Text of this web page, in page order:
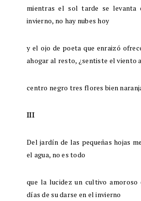
mientras el sol tarde se levanta
invierno, no hay nubes hoy
y el ojo de poeta que enraizó
ahogar al resto, ¿sentiste el viento
centro negro tres flores bien
III
Del jardín de las pequeñas hojas
el agua, no es todo
que la lucidez un cultivo amoroso
días de su darse en el invierno